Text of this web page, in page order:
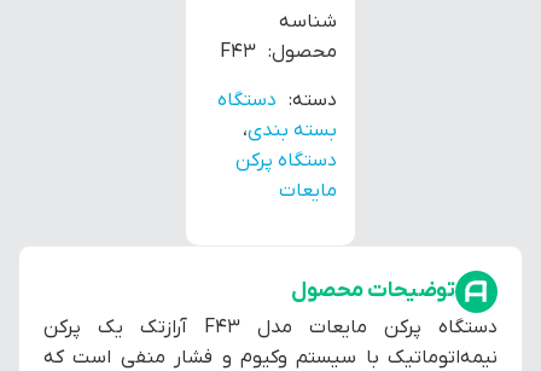
شناسه
محصول: F43
دسته: دستگاه
بسته بندی،
دستگاه پرکن
مایعات
توضیحات محصول
دستگاه پرکن مایعات مدل F43 آرازتک یک پرکن
نیمه‌اتوماتیک با سیستم وکیوم و فشار منفی است که